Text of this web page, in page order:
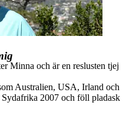
Minna och är en reslusten tjej
Australien, USA, Irland och
2007 och föll pladask